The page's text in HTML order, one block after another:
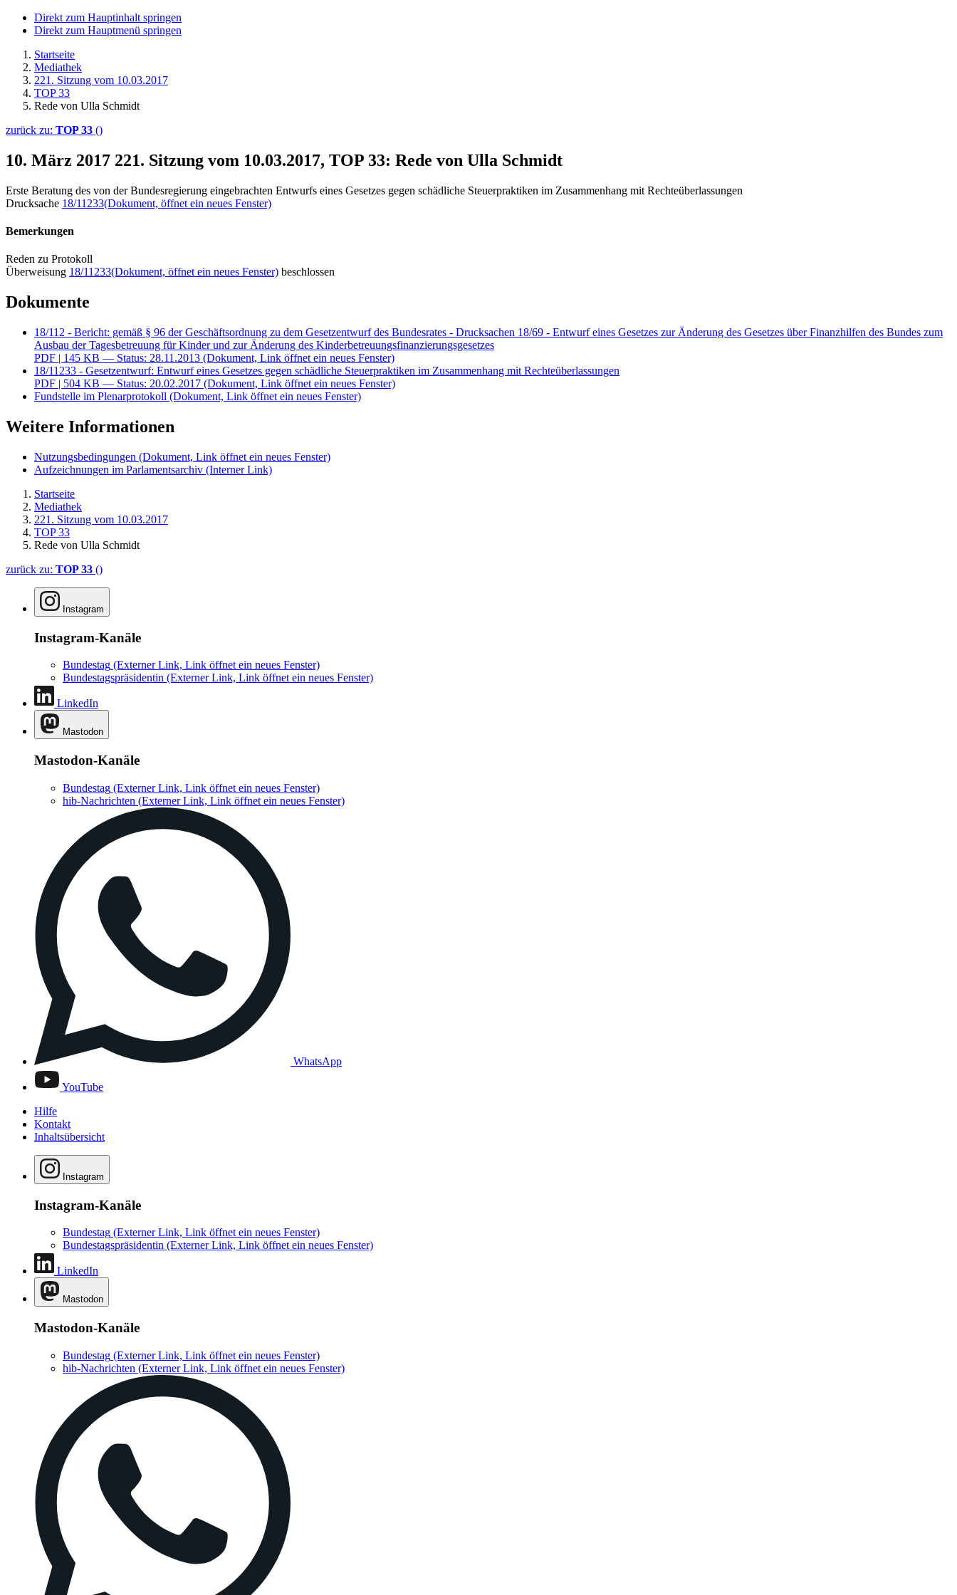
Direkt zum Hauptinhalt springen
Direkt zum Hauptmenü springen
Startseite
Mediathek
221. Sitzung vom 10.03.2017
TOP 33
Rede von Ulla Schmidt
zurück zu: TOP 33 ()
10. März 2017 221. Sitzung vom 10.03.2017, TOP 33: Rede von Ulla Schmidt
Erste Beratung des von der Bundesregierung eingebrachten Entwurfs eines Gesetzes gegen schädliche Steuerpraktiken im Zusammenhang mit Rechteüberlassungen
Drucksache 18/11233(Dokument, öffnet ein neues Fenster)
Bemerkungen
Reden zu Protokoll
Überweisung 18/11233(Dokument, öffnet ein neues Fenster) beschlossen
Dokumente
18/112 - Bericht: gemäß § 96 der Geschäftsordnung zu dem Gesetzentwurf des Bundesrates - Drucksachen 18/69 - Entwurf eines Gesetzes zur Änderung des Gesetzes über Finanzhilfen des Bundes zum
Ausbau der Tagesbetreuung für Kinder und zur Änderung des Kinderbetreuungsfinanzierungsgesetzes
PDF | 145 KB — Status: 28.11.2013 (Dokument, Link öffnet ein neues Fenster)
18/11233 - Gesetzentwurf: Entwurf eines Gesetzes gegen schädliche Steuerpraktiken im Zusammenhang mit Rechteüberlassungen
PDF | 504 KB — Status: 20.02.2017 (Dokument, Link öffnet ein neues Fenster)
Fundstelle im Plenarprotokoll (Dokument, Link öffnet ein neues Fenster)
Weitere Informationen
Nutzungsbedingungen (Dokument, Link öffnet ein neues Fenster)
Aufzeichnungen im Parlamentsarchiv (Interner Link)
Startseite
Mediathek
221. Sitzung vom 10.03.2017
TOP 33
Rede von Ulla Schmidt
zurück zu: TOP 33 ()
Instagram
Instagram-Kanäle
Bundestag (Externer Link, Link öffnet ein neues Fenster)
Bundestagspräsidentin (Externer Link, Link öffnet ein neues Fenster)
LinkedIn
Mastodon
Mastodon-Kanäle
Bundestag (Externer Link, Link öffnet ein neues Fenster)
hib-Nachrichten (Externer Link, Link öffnet ein neues Fenster)
WhatsApp
YouTube
Hilfe
Kontakt
Inhaltsübersicht
Instagram
Instagram-Kanäle
Bundestag (Externer Link, Link öffnet ein neues Fenster)
Bundestagspräsidentin (Externer Link, Link öffnet ein neues Fenster)
LinkedIn
Mastodon
Mastodon-Kanäle
Bundestag (Externer Link, Link öffnet ein neues Fenster)
hib-Nachrichten (Externer Link, Link öffnet ein neues Fenster)